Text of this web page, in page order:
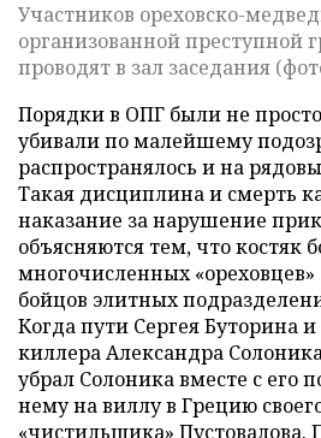
Участников ореховско-
организованной преступной
проводят в зал заседания
Порядки в ОПГ были не
убивали по малейшему
распространялось и на
Такая дисциплина и смерть
наказание за нарушение
объясняются тем, что костяк
многочисленных
бойцов элитных
Когда пути Сергея Буторина
киллера Александра
убрал Солоника вместе с его
нему на виллу в Грецию
«чистильщика» Пустовалова.